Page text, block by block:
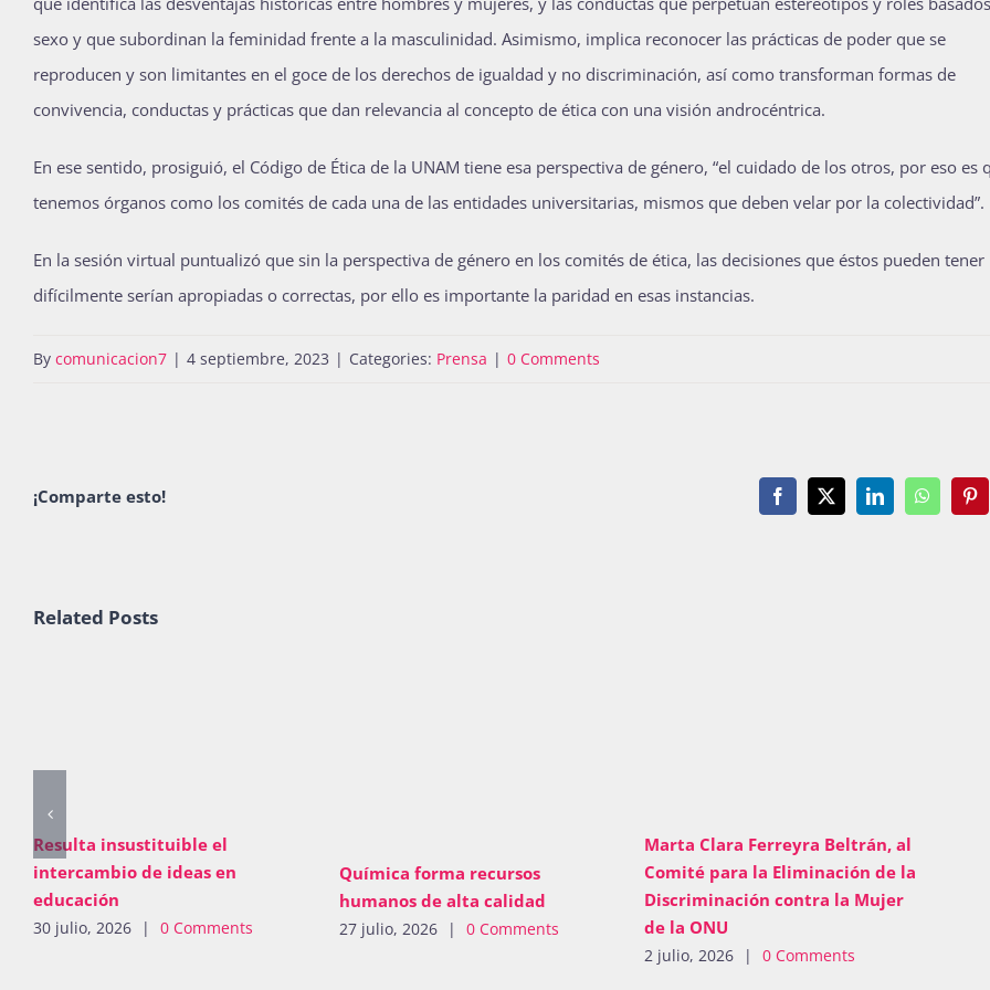
sexo y que subordinan la feminidad frente a la masculinidad. Asimismo, implica reconocer las prácticas de poder que se
reproducen y son limitantes en el goce de los derechos de igualdad y no discriminación, así como transforman formas de
convivencia, conductas y prácticas que dan relevancia al concepto de ética con una visión androcéntrica.
En ese sentido, prosiguió, el Código de Ética de la UNAM tiene esa perspectiva de género, “el cuidado de los otros, por eso es
tenemos órganos como los comités de cada una de las entidades universitarias, mismos que deben velar por la colectividad”.
En la sesión virtual puntualizó que sin la perspectiva de género en los comités de ética, las decisiones que éstos pueden tener
difícilmente serían apropiadas o correctas, por ello es importante la paridad en esas instancias.
By comunicacion7 | 4 septiembre, 2023 | Categories: Prensa | 0 Comments
¡Comparte esto! Facebook
X LinkedInWhatsApp
Related Posts
Resulta insustituible el
intercambio de ideas en
educación
30 julio, 2026 | 0 Comments
Química forma recursos
humanos de alta calidad
27 julio, 2026 | 0 Comments
Marta Clara Ferreyra Beltrán, al
Comité para la Eliminación de la
Discriminación contra la Mujer
de la ONU
2 julio, 2026 | 0 Comments